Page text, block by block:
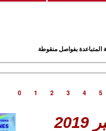
المتباعدة بفواصل منقوطة
0 1 2 3 4 5